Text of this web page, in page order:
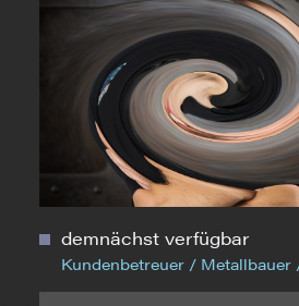
demnächst verfügbar
Kundenbetreuer /